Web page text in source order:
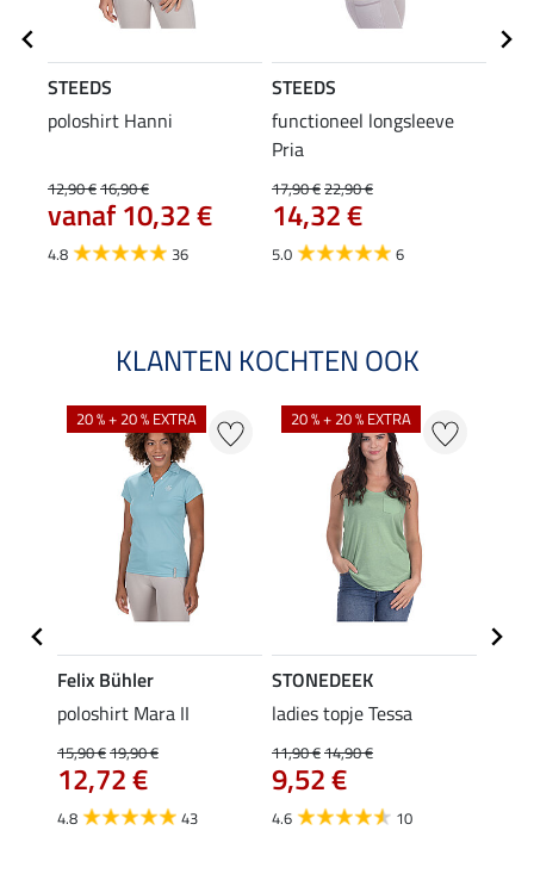
STEEDS
poloshirt Hanni
12,90 €16,90 €
vanaf 10,32 €
4.8 36
STEEDS
functioneel longsleeve
Pria
17,90 €22,90 €
14,32 €
5.0 6
KLANTEN KOCHTEN OOK
20 % + 20 % EXTRA
Felix Bühler
poloshirt Mara II
15,90 €19,90 €
12,72 €
4.8 43
20 % + 20 % EXTRA
STONEDEEK
ladies topje Tessa
11,90 €14,90 €
9,52 €
4.6 10